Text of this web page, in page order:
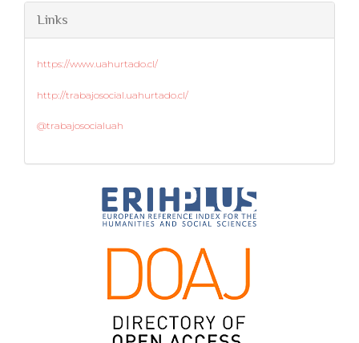
Links
https://www.uahurtado.cl/
http://trabajosocial.uahurtado.cl/
@trabajosocialuah